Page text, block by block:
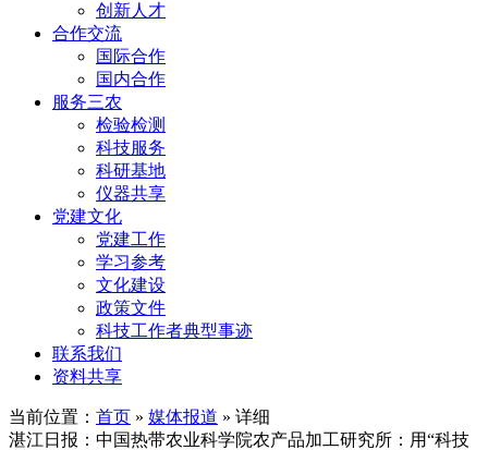
创新人才
合作交流
国际合作
国内合作
服务三农
检验检测
科技服务
科研基地
仪器共享
党建文化
党建工作
学习参考
文化建设
政策文件
科技工作者典型事迹
联系我们
资料共享
当前位置： 首页 » 媒体报道 » 详细
湛江日报：中国热带农业科学院农产品加工研究所：用“科技